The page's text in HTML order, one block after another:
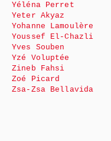
Yéléna Perret
Yeter Akyaz
Yohanne Lamoulère
Youssef El-Chazli
Yves Souben
Yzé Voluptée
Zineb Fahsi
Zoé Picard
Zsa-Zsa Bellavida